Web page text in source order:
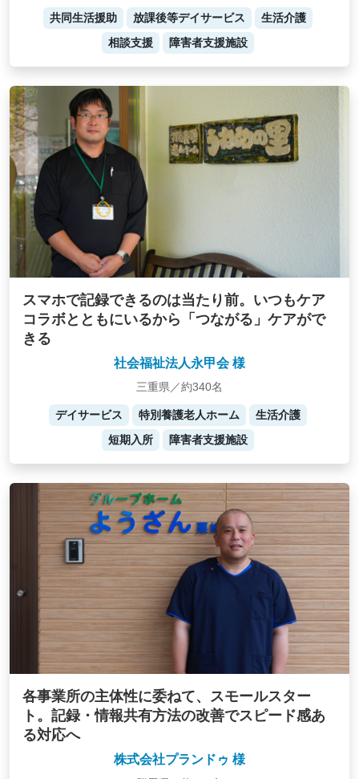
共同生活援助 放課後等デイサービス
生活介護
相談支援
障害者支援施設
スマホで記録できるのは当たり前。いつもケア
コラボとともにいるから「つながる」ケアがで
きる
社会福祉法人永甲会 様
三重県／約340名
デイサービス 特別養護老人ホーム
生活介護
短期入所
障害者支援施設
各事業所の主体性に委ねて、スモールスター
ト。記録・情報共有方法の改善でスピード感あ
る対応へ
株式会社プランドゥ 様